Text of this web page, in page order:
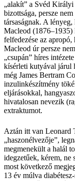
„alakít” a Svéd
bizottsága, persze
társaságnak. A
Macleod (1876–1935)
felfedezése az
Macleod úr persze
„csupán” híres
kísérleti kutyával járul
még James Bertram
inzulinkészítmény
eljárásokkal,
hivatalosan nevezik
extraktumot.
Aztán itt van Leonard
„haszonélvezője”,
megmenekült a halál
idegzetűek, kérem, ne
most következő
13 év múlva